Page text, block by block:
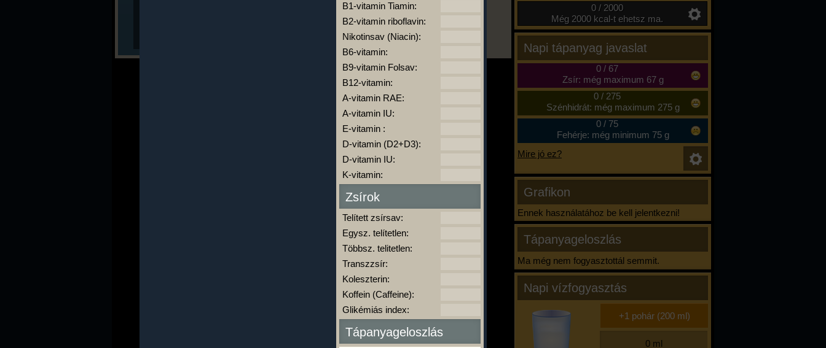
0 / 2000
Még 2000 kcal-t ehetsz ma.
Napi tápanyag javaslat
0/ 67
Zsír: még maximum 67 g
0/ 275
Szénhidrát: még maximum 275 g
0/ 75
Fehérje: még minimum 75 g
Mire jó ez?
Grafikon
Ennek használatához be kell jelentkezni!
Tápanyageloszlás
Ma még nem fogyasztottál semmit.
Napi vízfogyasztás
B1-vitamin Tiamin:
B2-vitamin riboflavin:
Nikotinsav (Niacin):
B6-vitamin:
B9-vitamin Folsav:
B12-vitamin:
A-vitamin RAE:
A-vitamin IU:
E-vitamin :
D-vitamin (D2+D3):
D-vitamin IU:
K-vitamin:
Zsírok
Telített zsírsav:
Egysz. telítetlen:
Többsz. telitetlen:
Transzzsír:
Koleszterin:
Koffein (Caffeine):
Glikémiás index:
Tápanyageloszlás